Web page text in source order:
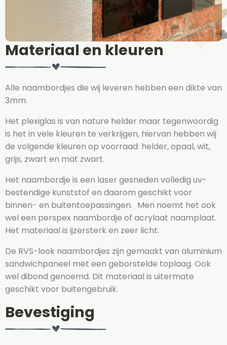
Materiaal en kleuren
Alle naambordjes die wij leveren hebben een dikte van
3mm.
Het plexiglas is van nature helder maar tegenwoordig
is het in vele kleuren te verkrijgen, hiervan hebben wij
de volgende kleuren op voorraad: helder, opaal, wit,
grijs, zwart en mat zwart.
Het naambordje is een laser gesneden volledig uv-
bestendige kunststof en daarom geschikt voor
binnen- en buitentoepassingen. Men noemt het ook
wel een perspex naambordje of acrylaat naamplaat.
Het materiaal is ijzersterk en zeer licht.
De RVS-look naambordjes zijn gemaakt van aluminium
sandwichpaneel met een geborstelde toplaag. Ook
wel dibond genoemd. Dit materiaal is uitermate
geschikt voor buitengebruik.
Bevestiging